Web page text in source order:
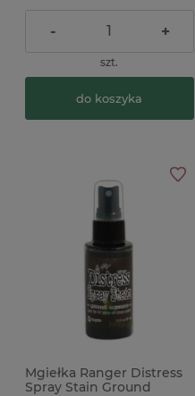
- +
szt.
do koszyka
Mgiełka Ranger Distress
Spray Stain Ground